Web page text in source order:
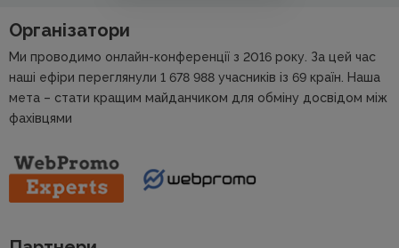
Організатори
Ми проводимо онлайн-конференції з 2016 року. За цей час
наші ефіри переглянули 1 678 988 учасників із 69 країн. Наша
мета – стати кращим майданчиком для обміну досвідом між
фахівцями